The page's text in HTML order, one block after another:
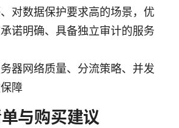
对数据保护要求高的场景，优
诺明确、具备独立审计的服务
器网络质量、分流策略、并发
障
与购买建议